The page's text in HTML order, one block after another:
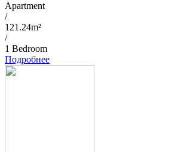
Apartment
/
121.24m²
/
1 Bedroom
Подробнее